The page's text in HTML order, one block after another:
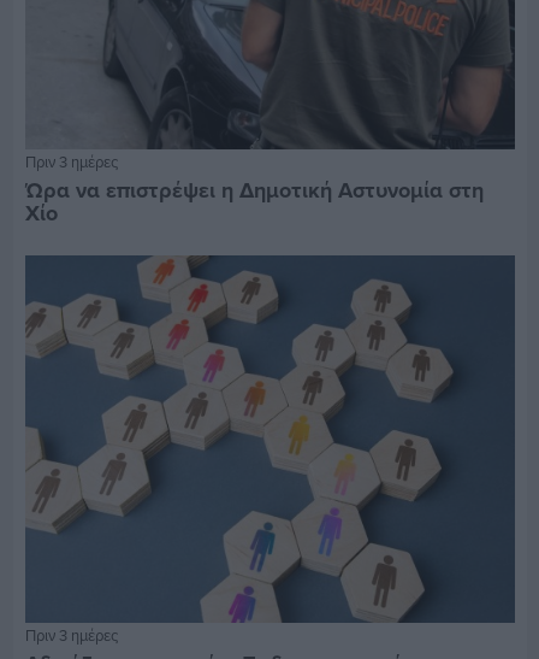
Πριν 3 ημέρες
Ώρα να επιστρέψει η Δημοτική Αστυνομία στη
Χίο
Πριν 3 ημέρες